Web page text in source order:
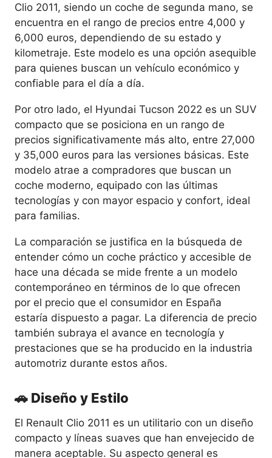
Clio 2011, siendo un coche de segunda mano, se
encuentra en el rango de precios entre 4,000 y
6,000 euros, dependiendo de su estado y
kilometraje. Este modelo es una opción asequible
para quienes buscan un vehículo económico y
confiable para el día a día.
Por otro lado, el Hyundai Tucson 2022 es un SUV
compacto que se posiciona en un rango de
precios significativamente más alto, entre 27,000
y 35,000 euros para las versiones básicas. Este
modelo atrae a compradores que buscan un
coche moderno, equipado con las últimas
tecnologías y con mayor espacio y confort, ideal
para familias.
La comparación se justifica en la búsqueda de
entender cómo un coche práctico y accesible de
hace una década se mide frente a un modelo
contemporáneo en términos de lo que ofrecen
por el precio que el consumidor en España
estaría dispuesto a pagar. La diferencia de precio
también subraya el avance en tecnología y
prestaciones que se ha producido en la industria
automotriz durante estos años.
🚗 Diseño y Estilo
El Renault Clio 2011 es un utilitario con un diseño
compacto y líneas suaves que han envejecido de
manera aceptable. Su aspecto general es